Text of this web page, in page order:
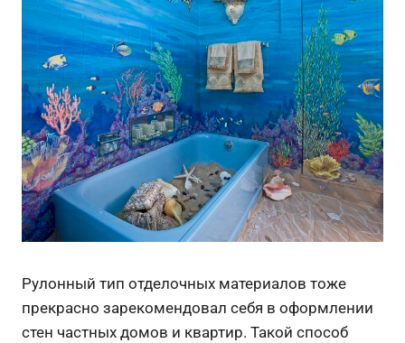
Рулонный тип отделочных материалов тоже
прекрасно зарекомендовал себя в оформлении
стен частных домов и квартир. Такой способ